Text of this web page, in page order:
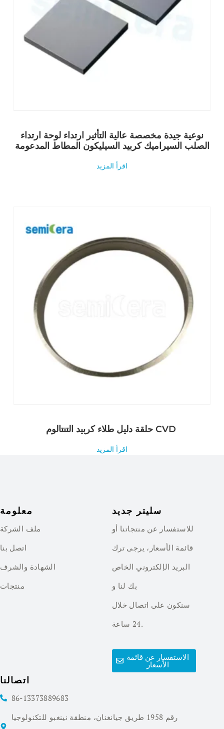
نوعية جيدة مخصصة عالية التأثير ارتداء لوحة ارتداء
الصلب السيراميك كربيد السيليكون المطاط المدعومة
اقرأ المزيد
حلقة دليل طلاء كربيد التنتالوم CVD
اقرأ المزيد
معلومة
ملف الشركة
اتصل بنا
الشهادة والشرف
منتجات
سليتر جديد
للاستفسار عن منتجاتنا أو
قائمة الأسعار، يرجى ترك
البريد الإلكتروني الخاص
بك لنا و
سنكون على اتصال خلال
24 ساعة.
الاستفسار عن قائمة
الأسعار
اتصالنا
86-13373889683
رقم 1958 طريق جيانغنان، منطقة نينغبو للتكنولوجيا